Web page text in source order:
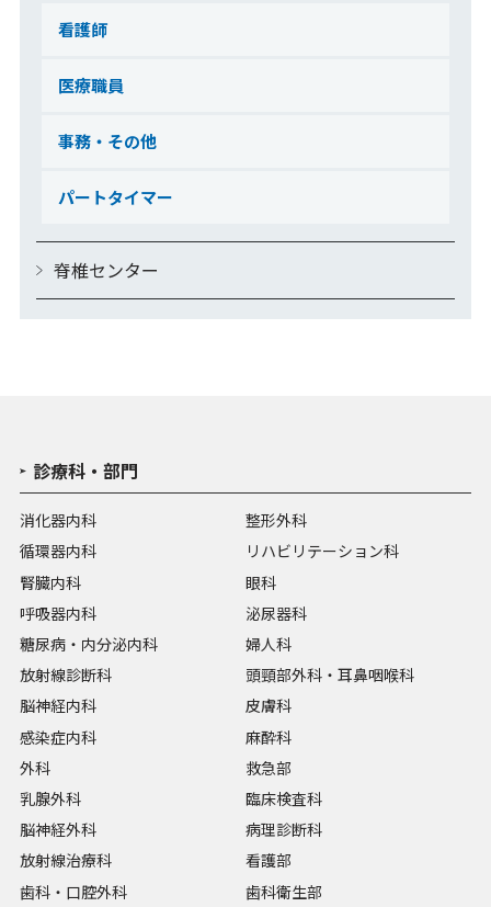
看護師
医療職員
事務・その他
パートタイマー
脊椎センター
診療科・部門
消化器内科
循環器内科
腎臓内科
呼吸器内科
糖尿病・内分泌内科
放射線診断科
脳神経内科
感染症内科
外科
乳腺外科
脳神経外科
整形外科
リハビリテーション科
眼科
泌尿器科
婦人科
頭頸部外科・耳鼻咽喉科
皮膚科
麻酔科
救急部
臨床検査科
病理診断科
放射線治療科
歯科・口腔外科
看護部
歯科衛生部